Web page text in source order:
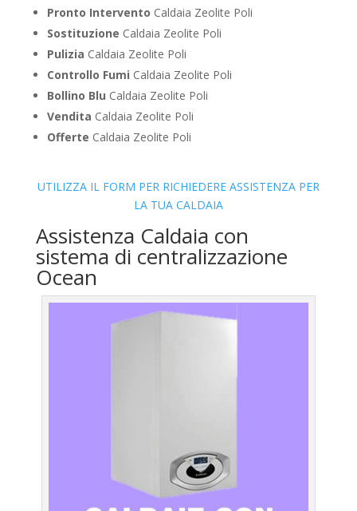
Pronto Intervento Caldaia Zeolite Poli
Sostituzione Caldaia Zeolite Poli
Pulizia Caldaia Zeolite Poli
Controllo Fumi Caldaia Zeolite Poli
Bollino Blu Caldaia Zeolite Poli
Vendita Caldaia Zeolite Poli
Offerte Caldaia Zeolite Poli
UTILIZZA IL FORM PER RICHIEDERE ASSISTENZA PER
LA TUA CALDAIA
Assistenza Caldaia con
sistema di centralizzazione
Ocean